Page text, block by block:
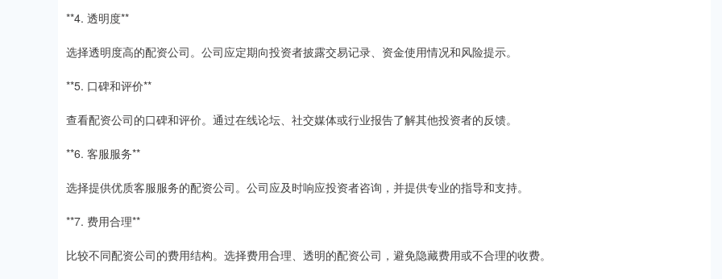
**4. 透明度**
选择透明度高的配资公司。公司应定期向投资者披露交易记录、资金使用情况和风险提示。
**5. 口碑和评价**
查看配资公司的口碑和评价。通过在线论坛、社交媒体或行业报告了解其他投资者的反馈。
**6. 客服服务**
选择提供优质客服服务的配资公司。公司应及时响应投资者咨询，并提供专业的指导和支持。
**7. 费用合理**
比较不同配资公司的费用结构。选择费用合理、透明的配资公司，避免隐藏费用或不合理的收费。